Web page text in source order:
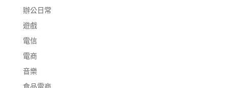
辦公日常
遊戲
電信
電商
音樂